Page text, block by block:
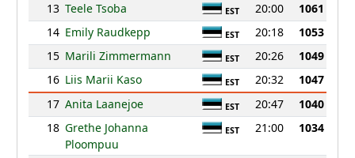
13 Teele Tsoba EST 20:00
1061
14 Emily Raudkepp EST 20:18
1053
15 Marili Zimmermann EST 20:26
1049
16 Liis Marii Kaso EST 20:32
1047
17 Anita Laanejoe EST 20:47
1040
18 Grethe Johanna
Ploompuu
EST 21:00 1034